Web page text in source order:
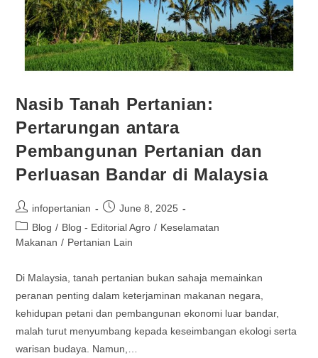
Nasib Tanah Pertanian:
Pertarungan antara
Pembangunan Pertanian dan
Perluasan Bandar di Malaysia
infopertanian
June 8, 2025
Blog / Blog - Editorial Agro / Keselamatan
Makanan / Pertanian Lain
Di Malaysia, tanah pertanian bukan sahaja memainkan
peranan penting dalam keterjaminan makanan negara,
kehidupan petani dan pembangunan ekonomi luar bandar,
malah turut menyumbang kepada keseimbangan ekologi serta
warisan budaya. Namun,…